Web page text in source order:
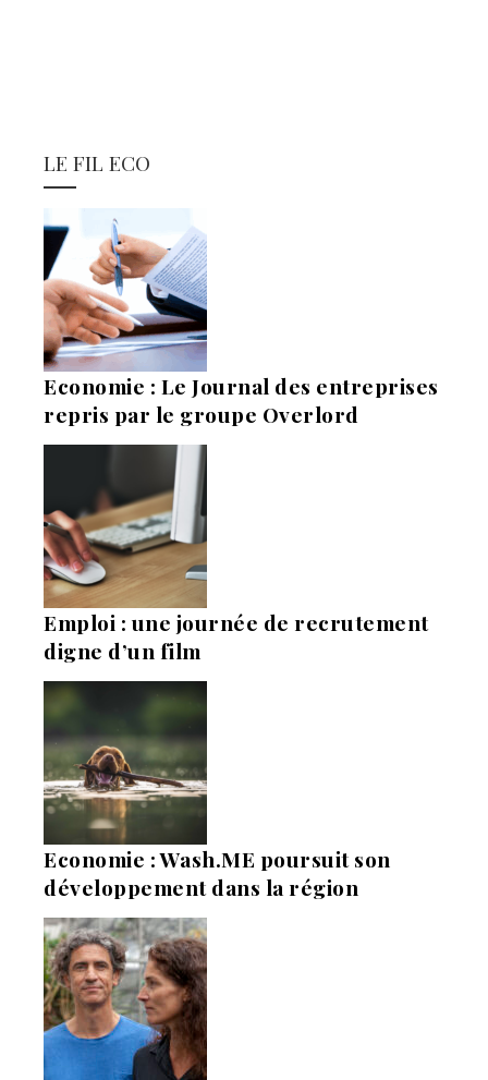
LE FIL ECO
Economie : Le Journal des entreprises
repris par le groupe Overlord
Emploi : une journée de recrutement
digne d’un film
Economie : Wash.ME poursuit son
développement dans la région